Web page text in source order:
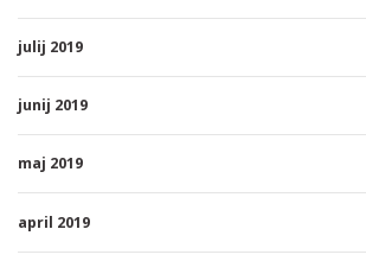
julij 2019
junij 2019
maj 2019
april 2019